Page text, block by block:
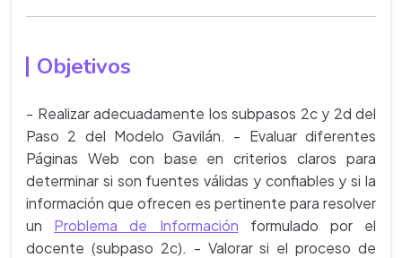
Objetivos
- Realizar adecuadamente los subpasos 2c y 2d del
Paso 2 del Modelo Gavilán. - Evaluar diferentes
Páginas Web con base en criterios claros para
determinar si son fuentes válidas y confiables y si la
información que ofrecen es pertinente para resolver
un Problema de Información formulado por el
docente (subpaso 2c). - Valorar si el proceso de